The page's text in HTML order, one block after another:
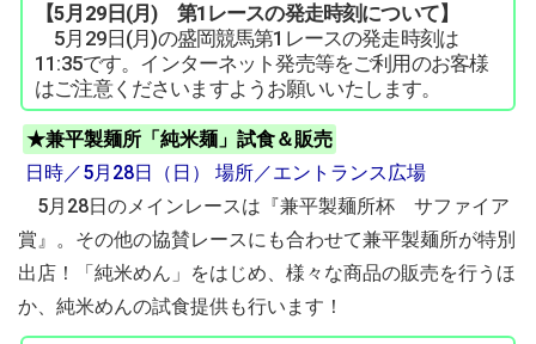
【5月29日(月) 第1レースの発走時刻について】
5月29日(月)の盛岡競馬第1レースの発走時刻は
11:35です。インターネット発売等をご利用のお客様
はご注意くださいますようお願いいたします。
★兼平製麺所「純米麺」試食＆販売
日時／5月28日（日） 場所／エントランス広場
5月28日のメインレースは『兼平製麺所杯 サファイア
賞』。その他の協賛レースにも合わせて兼平製麺所が特別
出店！「純米めん」をはじめ、様々な商品の販売を行うほ
か、純米めんの試食提供も行います！